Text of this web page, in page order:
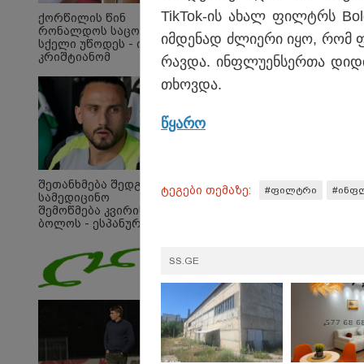
პიტ
ქორწილის წინ
რონალდოს საცოლეს
სქელი უწოდეს - ის
კრიშტიანომ
მორგანიც
გამოექომაგა
შეთანხმება შედგა,
სამედიცინო
შემოწმება კვირის
ბოლოს - ესპანურმა
ქოჩორაშვილის
ახალი გუნდი
დაასახელა
TikTok-ის ახალ ფილტრს
იმ­დე­ნად ძლი­ე­რი იყო,
რავ­და. ინფლუ­ენ­სერ­თა
თხოვ­და.
წყა­რო
ტეგები თემაზე: #ფილტრი
SS.GE